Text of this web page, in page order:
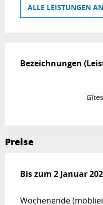
ALLE LEISTUNGEN
Bezeichnungen
Bezeichnungen
Preise
ab3 Januar 2026bis
Bis zum 2 Januar
Wochenende